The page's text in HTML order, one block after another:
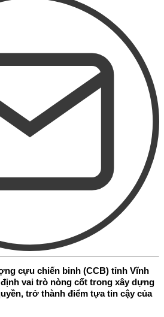
cựu chiến binh (CCB) tỉnh Vĩnh
vai trò nòng cốt trong xây dựng
trở thành điểm tựa tin cậy của